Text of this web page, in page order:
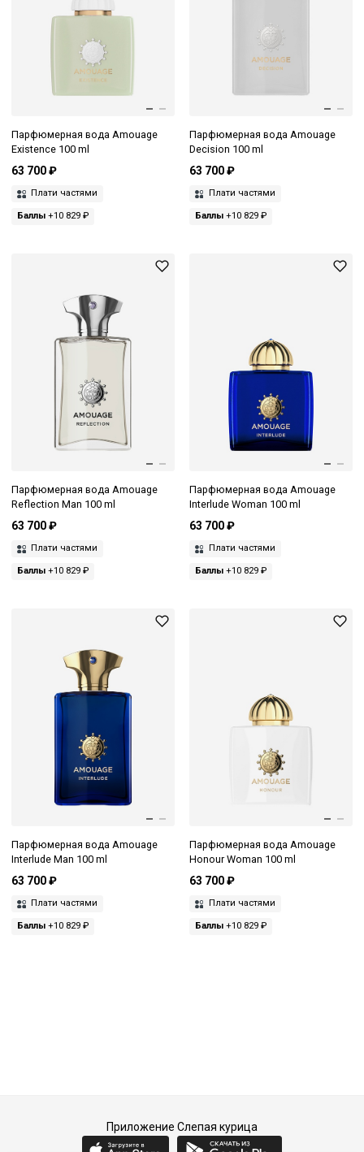
Парфюмерная вода Amouage
Existence 100 ml
63 700 ₽
Плати частями
Баллы +10 829 ₽
Парфюмерная вода Amouage
Decision 100 ml
63 700 ₽
Плати частями
Баллы+10 829 ₽
Парфюмерная вода Amouage
Reflection Man 100 ml
63 700 ₽
Плати частями
Баллы +10 829 ₽
Парфюмерная вода Amouage
Interlude Woman 100 ml
63 700 ₽
Плати частями
Баллы+10 829 ₽
Парфюмерная вода Amouage
Interlude Man 100 ml
63 700 ₽
Плати частями
Баллы +10 829 ₽
Парфюмерная вода Amouage
Honour Woman 100 ml
63 700 ₽
Плати частями
Баллы+10 829 ₽
Приложение Слепая курица